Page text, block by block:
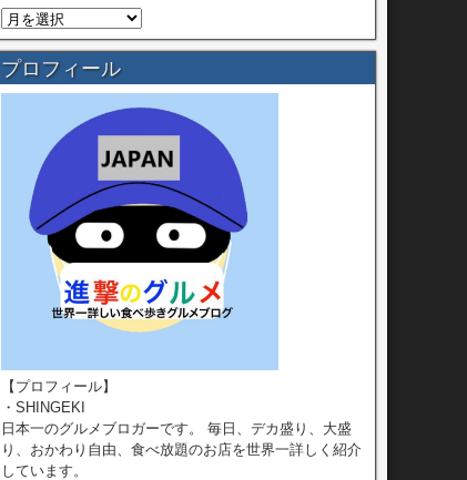
プロフィール
【プロフィール】
・SHINGEKI
日本一のグルメブロガーです。 毎日、デカ盛り、大盛
り、おかわり自由、食べ放題のお店を世界一詳しく紹介
しています。